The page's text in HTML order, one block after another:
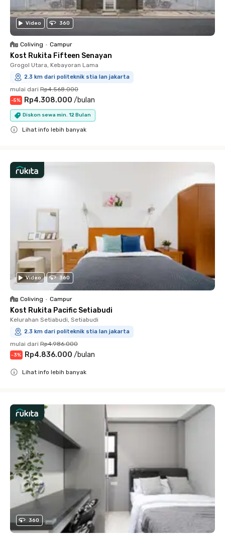
Video 360
Coliving • Campur
Kost Rukita Fifteen Senayan
Grogol Utara, Kebayoran Lama
2.3 km dari politeknik stia lan jakarta
mulai dari Rp4.568.000
-5% Rp4.308.000 /bulan
Diskon sewa min. 12 Bulan
Lihat info lebih banyak
Video 360
Coliving • Campur
Kost Rukita Pacific Setiabudi
Kelurahan Setiabudi, Setiabudi
2.3 km dari politeknik stia lan jakarta
mulai dari Rp4.986.000
-3% Rp4.836.000 /bulan
Lihat info lebih banyak
360